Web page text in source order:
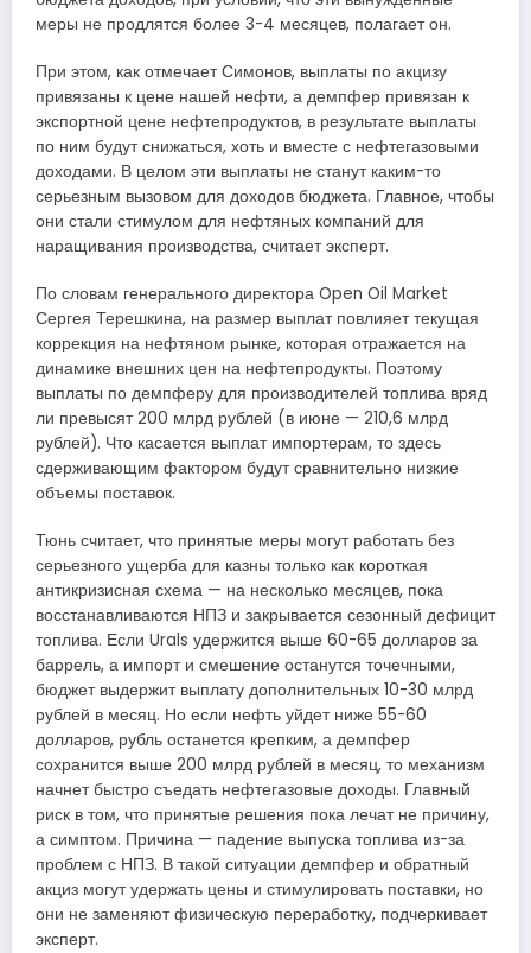
меры не продлятся более 3-4 месяцев, полагает он.
При этом, как отмечает Симонов, выплаты по акцизу
привязаны к цене нашей нефти, а демпфер привязан к
экспортной цене нефтепродуктов, в результате выплаты
по ним будут снижаться, хоть и вместе с нефтегазовыми
доходами. В целом эти выплаты не станут каким-то
серьезным вызовом для доходов бюджета. Главное, чтобы
они стали стимулом для нефтяных компаний для
наращивания производства, считает эксперт.
По словам генерального директора Open Oil Market
Сергея Терешкина, на размер выплат повлияет текущая
коррекция на нефтяном рынке, которая отражается на
динамике внешних цен на нефтепродукты. Поэтому
выплаты по демпферу для производителей топлива вряд
ли превысят 200 млрд рублей (в июне — 210,6 млрд
рублей). Что касается выплат импортерам, то здесь
сдерживающим фактором будут сравнительно низкие
объемы поставок.
Тюнь считает, что принятые меры могут работать без
серьезного ущерба для казны только как короткая
антикризисная схема — на несколько месяцев, пока
восстанавливаются НПЗ и закрывается сезонный дефицит
топлива. Если Urals удержится выше 60-65 долларов за
баррель, а импорт и смешение останутся точечными,
бюджет выдержит выплату дополнительных 10-30 млрд
рублей в месяц. Но если нефть уйдет ниже 55-60
долларов, рубль останется крепким, а демпфер
сохранится выше 200 млрд рублей в месяц, то механизм
начнет быстро съедать нефтегазовые доходы. Главный
риск в том, что принятые решения пока лечат не причину,
а симптом. Причина — падение выпуска топлива из-за
проблем с НПЗ. В такой ситуации демпфер и обратный
акциз могут удержать цены и стимулировать поставки, но
они не заменяют физическую переработку, подчеркивает
эксперт.